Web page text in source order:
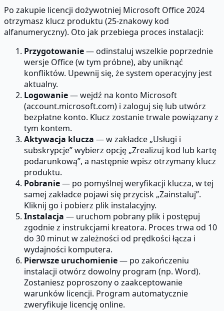
Po zakupie licencji dożywotniej Microsoft Office 2024
otrzymasz klucz produktu (25-znakowy kod
alfanumeryczny). Oto jak przebiega proces instalacji:
Przygotowanie— odinstaluj wszelkie poprzednie
wersje Office (w tym próbne), aby uniknąć
konfliktów. Upewnij się, że system operacyjny jest
aktualny.
Logowanie— wejdź na konto Microsoft
(account.microsoft.com) i zaloguj się lub utwórz
bezpłatne konto. Klucz zostanie trwale powiązany z
tym kontem.
Aktywacja klucza — w zakładce „Usługi i
subskrypcje” wybierz opcję „Zrealizuj kod lub kartę
podarunkową”, a następnie wpisz otrzymany klucz
produktu.
Pobranie— po pomyślnej weryfikacji klucza, w tej
samej zakładce pojawi się przycisk „Zainstaluj”.
Kliknij go i pobierz plik instalacyjny.
Instalacja — uruchom pobrany plik i postępuj
zgodnie z instrukcjami kreatora. Proces trwa od 10
do 30 minut w zależności od prędkości łącza i
wydajności komputera.
Pierwsze uruchomienie— po zakończeniu
instalacji otwórz dowolny program (np. Word).
Zostaniesz poproszony o zaakceptowanie
warunków licencji. Program automatycznie
zweryfikuje licencję online.